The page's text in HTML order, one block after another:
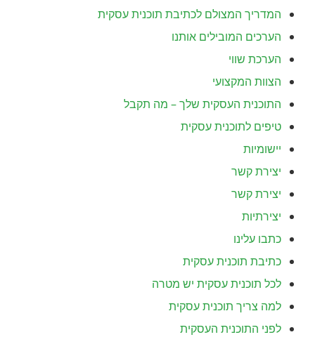
המדריך המצולם לכתיבת תוכנית עסקית
הערכים המובילים אותנו
הערכת שווי
הצוות המקצועי
התוכנית העסקית שלך – מה תקבל
טיפים לתוכנית עסקית
יישומיות
יצירת קשר
יצירת קשר
יצירתיות
כתבו עלינו
כתיבת תוכנית עסקית
לכל תוכנית עסקית יש מטרה
למה צריך תוכנית עסקית
לפני התוכנית העסקית